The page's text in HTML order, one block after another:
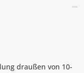
draußen von 10-